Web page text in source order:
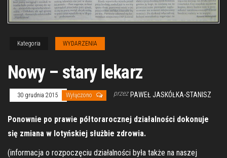
Kategoria WYDARZENIA
Nowy – stary lekarz
30 grudnia 2015 Wyłączono przez PAWEŁ JASKÓŁKA-STANISZ
Ponownie po prawie półtorarocznej działalności dokonuje
się zmiana w lotyńskiej służbie zdrowia.
(informacja o rozpoczęciu działalności była także na naszej